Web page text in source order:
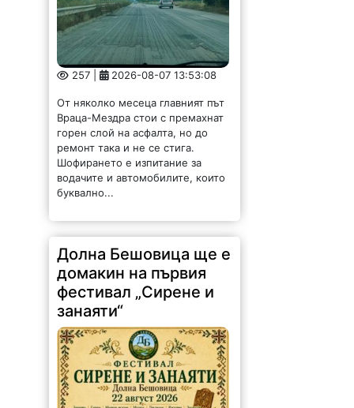
257 | 2026-08-07 13:53:08
Враца-Мездра стои с премахнат
горен слой на асфалта, но до
ремонт така и не се стига.
Шофирането е изпитание за
водачите и автомобилите, които
буквално...
Долна Бешовица ще е
домакин на първия
фестивал „Сирене и
занаяти“